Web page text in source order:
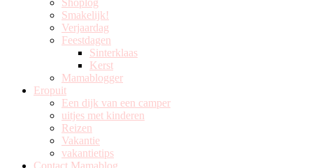
Shoplog
Smakelijk!
Verjaardag
Feestdagen
Sinterklaas
Kerst
Mamablogger
Eropuit
Een dijk van een camper
uitjes met kinderen
Reizen
Vakantie
vakantietips
Contact Mamablog